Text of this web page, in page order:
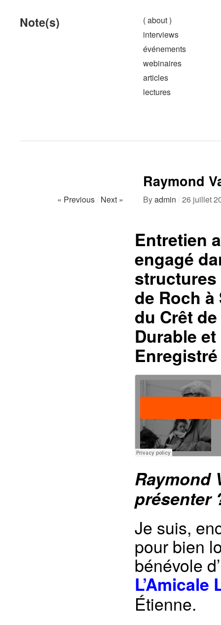
Note(s)
( about )
interviews
événements
webinaires
articles
lectures
Raymond
« Previous/ Next » Byadmin /26 juillet
Entretien
engagé
structures
de Roch à
du Crêt
Durable
Raymond
présenter
Je suis,
pour bien
bénévole
Étienne.